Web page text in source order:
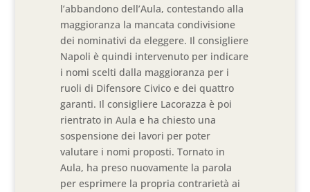
l’abbandono dell’Aula, contestando alla
maggioranza la mancata condivisione
dei nominativi da eleggere. Il consigliere
Napoli è quindi intervenuto per indicare
i nomi scelti dalla maggioranza per i
ruoli di Difensore Civico e dei quattro
garanti. Il consigliere Lacorazza è poi
rientrato in Aula e ha chiesto una
sospensione dei lavori per poter
valutare i nomi proposti. Tornato in
Aula, ha preso nuovamente la parola
per esprimere la propria contrarietà ai